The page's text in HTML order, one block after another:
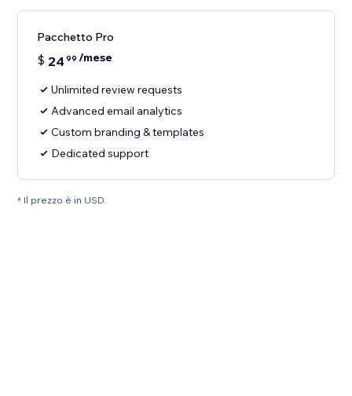
Pacchetto Pro
$ 24 99 /mese
Unlimited review requests
Advanced email analytics
Custom branding & templates
Dedicated support
* Il prezzo è in USD.